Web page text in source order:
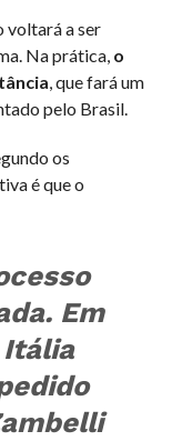
voltará a ser
Na prática,o
, que fará um
pelo Brasil.
os
é que o
Em
Itália